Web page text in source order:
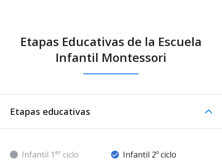
Etapas Educativas de la Escuela
Infantil Montessori
Etapas educativas
Infantil 1 er ciclo Infantil 2º ciclo